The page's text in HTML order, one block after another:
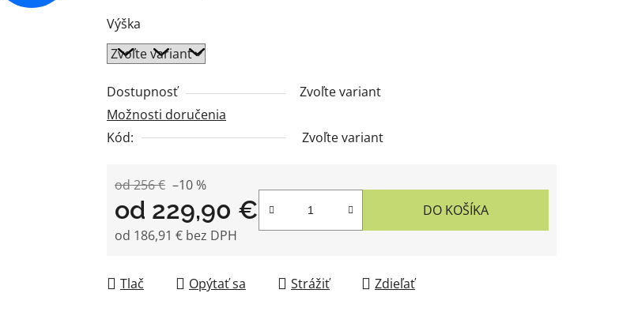
Výška
Dostupnosť
Zvoľte variant
Možnosti doručenia
Kód:
Zvoľte variant
od 256 € –10 %
od 229,90 €
od 186,91 € bez DPH
DO KOŠÍKA
Tlač Opýtať sa Strážiť Zdieľať